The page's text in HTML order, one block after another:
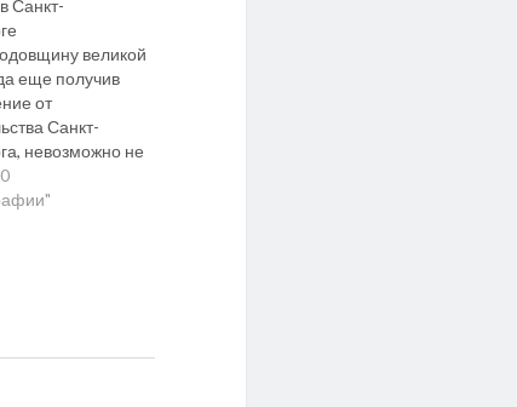
Санкт-
великой
еще получив
от
Санкт-
невозможно не
фотографиях
отчет об этой